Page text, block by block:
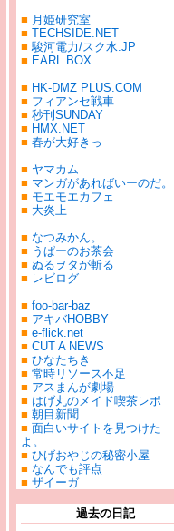
■ 月姫研究室
■ TECHSIDE.NET
■駿河電力/スク水.JP
■ EARL.BOX
■ HK-DMZ PLUS.COM
■ フィアンセ戦車
■ 秒刊SUNDAY
■ HMX.NET
■ 春が大好きっ
■ ヤマカム
■ マンガがあればいーのだ。
■ モエモエカフェ
■ 大炎上
■ なつみかん。
■ うぱーのお茶会
■ ぬるヲタが斬る
■ レビログ
■ foo-bar-baz
■ アキバHOBBY
■ e-flick.net
■ CUT A NEWS
■ ひなたちき
■ 常時リソース不足
■ アスまんが劇場
■ はげ丸のメイド喫茶レポ
■ 朝目新聞
■ 面白いサイトを見つけた
よ。
■ ひげおやじの秘密小屋
■ なんでも評点
■ ザイーガ
過去の日記